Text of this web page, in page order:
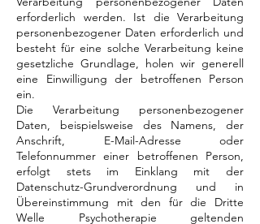
erforderlich werden. Ist die Verarbeitung
personenbezogener Daten erforderlich und
besteht für eine solche Verarbeitung keine
gesetzliche Grundlage, holen wir generell
eine Einwilligung der betroffenen Person
ein.
Die Verarbeitung personenbezogener
Daten, beispielsweise des Namens, der
Anschrift, E-Mail-Adresse oder
Telefonnummer einer betroffenen Person,
erfolgt stets im Einklang mit der
Datenschutz-Grundverordnung und in
Übereinstimmung mit den für die Dritte
Welle Psychotherapie geltenden